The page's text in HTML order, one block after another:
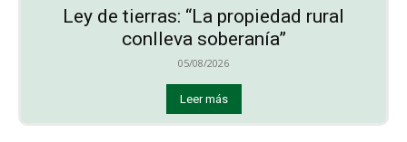
Ley de tierras: “La propiedad rural
conlleva soberanía”
05/08/2026
Leer más